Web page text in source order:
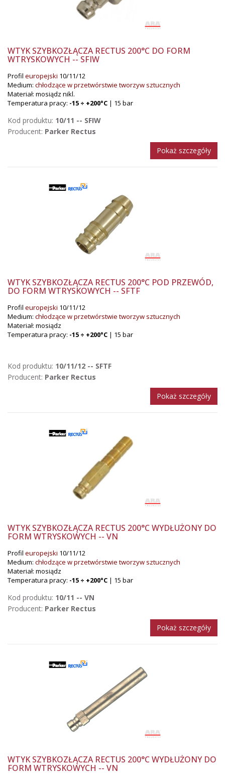
WTYK SZYBKOZŁĄCZA RECTUS 200°C DO FORM
WTRYSKOWYCH -- SFIW
Profil europejski 10/11/12
Medium: chłodzące w przetwórstwie tworzyw sztucznych
Materiał: mosiądz nikl.
Temperatura pracy: -15 ÷ +200°C | 15 bar
Kod produktu: 10/11 -- SFIW
Producent: Parker Rectus
Pokaż szczegóły
WTYK SZYBKOZŁĄCZA RECTUS 200°C POD PRZEWÓD,
DO FORM WTRYSKOWYCH -- SFTF
Profil europejski 10/11/12
Medium: chłodzące w przetwórstwie tworzyw sztucznych
Materiał: mosiądz
Temperatura pracy: -15 ÷ +200°C | 15 bar
Kod produktu: 10/11/12 -- SFTF
Producent: Parker Rectus
Pokaż szczegóły
WTYK SZYBKOZŁĄCZA RECTUS 200°C WYDŁUŻONY DO
FORM WTRYSKOWYCH -- VN
Profil europejski 10/11/12
Medium: chłodzące w przetwórstwie tworzyw sztucznych
Materiał: mosiądz
Temperatura pracy: -15 ÷ +200°C | 15 bar
Kod produktu: 10/11 -- VN
Producent: Parker Rectus
Pokaż szczegóły
WTYK SZYBKOZŁĄCZA RECTUS 200°C WYDŁUŻONY DO
FORM WTRYSKOWYCH -- VN